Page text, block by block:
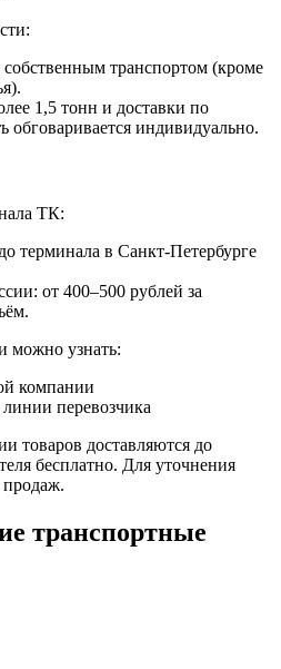
собственным транспортом (кроме
1,5 тонн и доставки по
обговаривается индивидуально.
ТК:
терминала в Санкт-Петербурге
от 400–500 рублей за
можно узнать:
компании
перевозчика
товаров доставляются до
бесплатно. Для уточнения
продаж.
транспортные